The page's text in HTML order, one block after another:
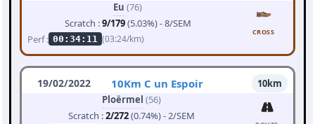
Eu (76)
Scratch :9/179(5.03%) - 8/SEM
Perf : 00:34:11 (03:24/km)
CROSS
19/02/2022 10Km C un Espoir
10km
Ploërmel (56)
Scratch :2/272(0.74%) - 2/SEM